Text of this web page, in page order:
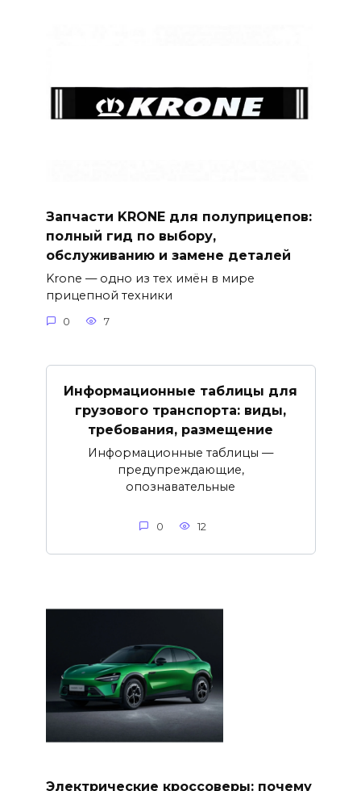
Запчасти KRONE для полуприцепов:
полный гид по выбору,
обслуживанию и замене деталей
Krone — одно из тех имён в мире
прицепной техники
0 7
Информационные таблицы для
грузового транспорта: виды,
требования, размещение
Информационные таблицы —
предупреждающие,
опознавательные
0 12
Электрические кроссоверы: почему